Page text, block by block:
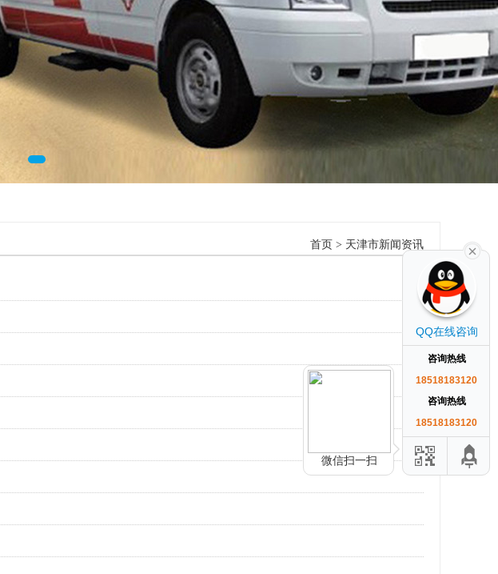
首页 > 天津市新闻资讯
QQ在线咨询
咨询热线
18518183120
咨询热线
18518183120
微信扫一扫